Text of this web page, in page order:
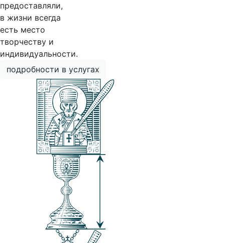
предоставляли,
в жизни всегда
есть место
творчеству и
индивидуальности.
подробности в услугах